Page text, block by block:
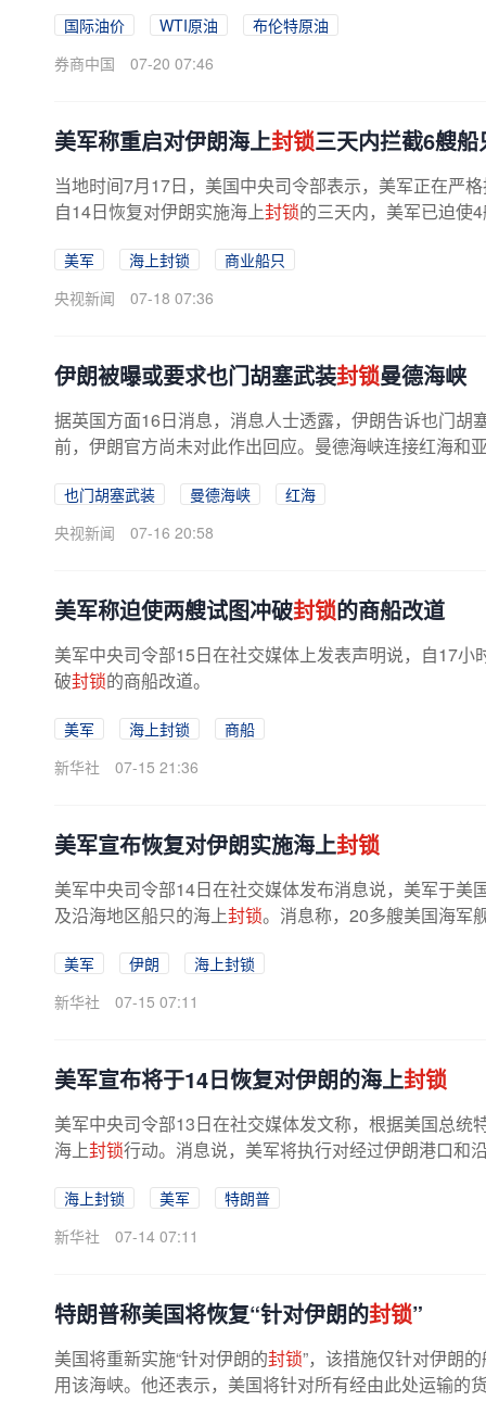
国际油价 WTI原油
布伦特原油
券商中国
07-20 07:46
美军称重启对伊朗海上封锁三天内拦截6艘船
当地时间7月17日，美国中央司令部表示，美军正在严
自14日恢复对伊朗实施海上封锁的三天内，美军已迫使
美军 海上封锁
商业船只
央视新闻
07-18 07:36
伊朗被曝或要求也门胡塞武装封锁曼德海峡
据英国方面16日消息，消息人士透露，伊朗告诉也门胡
前，伊朗官方尚未对此作出回应。曼德海峡连接红海和
也门胡塞武装 曼德海峡
红海
央视新闻
07-16 20:58
美军称迫使两艘试图冲破封锁的商船改道
美军中央司令部15日在社交媒体上发表声明说，自17小
破封锁的商船改道。
美军 海上封锁
商船
新华社
07-15 21:36
美军宣布恢复对伊朗实施海上封锁
美军中央司令部14日在社交媒体发布消息说，美军于
及沿海地区船只的海上封锁。消息称，20多艘美国海军
美军 伊朗
海上封锁
新华社
07-15 07:11
美军宣布将于14日恢复对伊朗的海上封锁
美军中央司令部13日在社交媒体发文称，根据美国总
海上封锁行动。消息说，美军将执行对经过伊朗港口和
海上封锁 美军
特朗普
新华社
07-14 07:11
特朗普称美国将恢复“针对伊朗的封锁”
美国将重新实施“针对伊朗的封锁”，该措施仅针对伊朗
用该海峡。他还表示，美国将针对所有经由此处运输的